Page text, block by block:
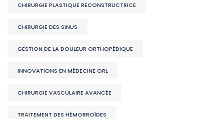
CHIRURGIE PLASTIQUE RECONSTRUCTRICE
CHIRURGIE DES SINUS
GESTION DE LA DOULEUR ORTHOPÉDIQUE
INNOVATIONS EN MÉDECINE ORL
CHIRURGIE VASCULAIRE AVANCÉE
TRAITEMENT DES HÉMORROÏDES